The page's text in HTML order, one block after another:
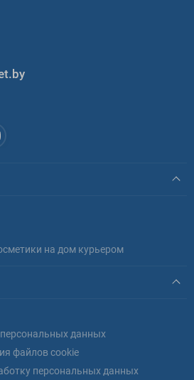
на дом курьером
данных
файлов cookie
персональных данных